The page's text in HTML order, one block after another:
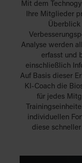
Mit dem
Ihre Mitglieder
Überblick
Analyse werden
erfasst und
einschließlich
Auf Basis dieser
KI-Coach die
für jedes
individuellen
diese